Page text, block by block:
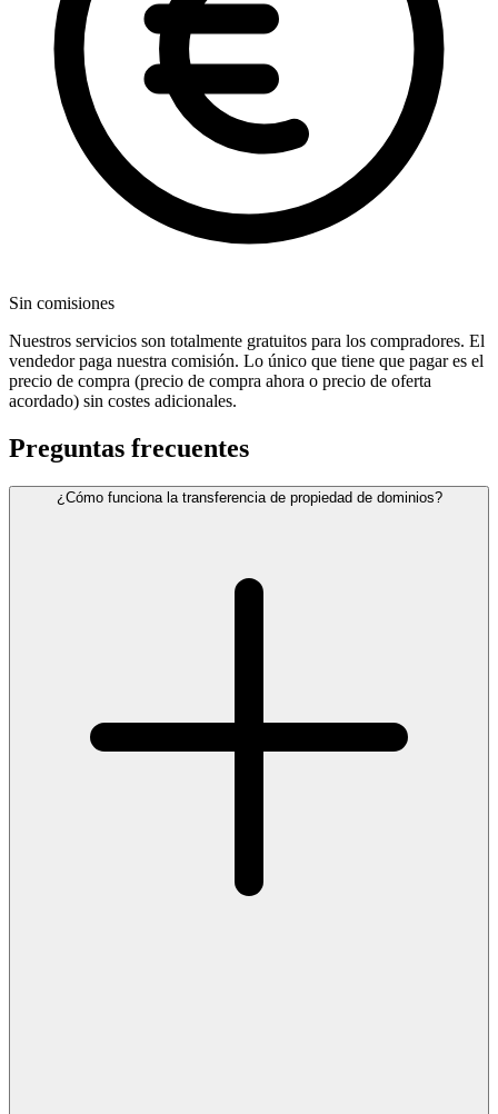
Sin comisiones
Nuestros servicios son totalmente gratuitos para los compradores. El
vendedor paga nuestra comisión. Lo único que tiene que pagar es el
precio de compra (precio de compra ahora o precio de oferta
acordado) sin costes adicionales.
Preguntas frecuentes
¿Cómo funciona la transferencia de propiedad de dominios?